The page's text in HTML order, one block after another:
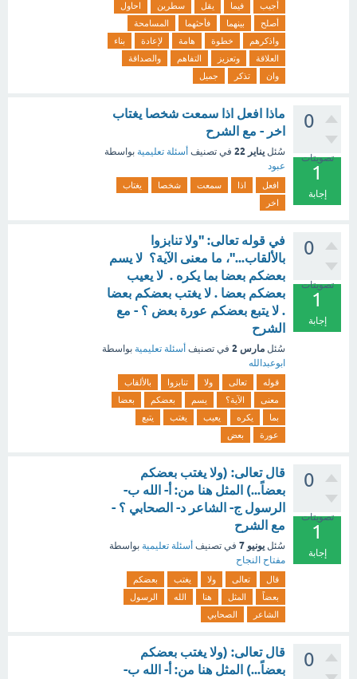
أجيب
فيما يقل سطرين
احاول
أصلح
بينهما فأحثهما
المسامحة
واذكرهم
خطوة هامة لإعادة
بناء
العلاقة
وتعزيز التفاهم
والصداقة
وان
تذكر جميل
0
تصويتات
1
إجابة
ماذا افعل اذا سمعت شخصا يغتاب
اخر - مع الشرح
سُئل يناير 22 في تصنيف أسئلة تعليمية بواسطة
عبود
افعل اذا سمعت شخصا
يغتاب
اخر
0
تصويتات
1
إجابة
في قوله تعالى: "ولا تنابزوا
بالألقاب..."، ما معنى الآية؟ لا يسم
بعضكم بعضا بما يكره . لا يعيب
بعضكم بعضا . لا يغتب بعضكم بعضا
. لا يتبع بعضكم عورة بعض ؟ - مع
الشرح
سُئل مارس 2 في تصنيف أسئلة تعليمية بواسطة
ابوعبدالله
قوله تعالى ولا تنابزوا
بالألقاب
معنى
الآية؟ يسم بعضكم
بعضا
بما
يكره يعيب يغتب
يتبع
عورة
بعض
0
تصويتات
1
إجابة
قال تعالى: (ولا يغتب بعضكم
بعضاً...) المثل هنا من: أ- الله ب-
الرسول ج- الشاعر د- الصحابي ؟ -
مع الشرح
سُئل يونيو 7 في تصنيف أسئلة تعليمية بواسطة
مفتاح النجاح
قال تعالى ولا يغتب
بعضكم
بعضاً
المثل هنا الله
الرسول
الشاعر
الصحابي
0
قال تعالى: (ولا يغتب بعضكم
بعضاً...) المثل هنا من: أ- الله ب-